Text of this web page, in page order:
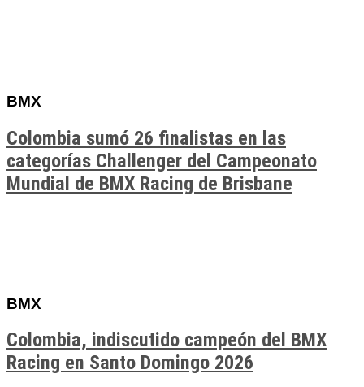
BMX
Colombia sumó 26 finalistas en las
categorías Challenger del Campeonato
Mundial de BMX Racing de Brisbane
BMX
Colombia, indiscutido campeón del BMX
Racing en Santo Domingo 2026